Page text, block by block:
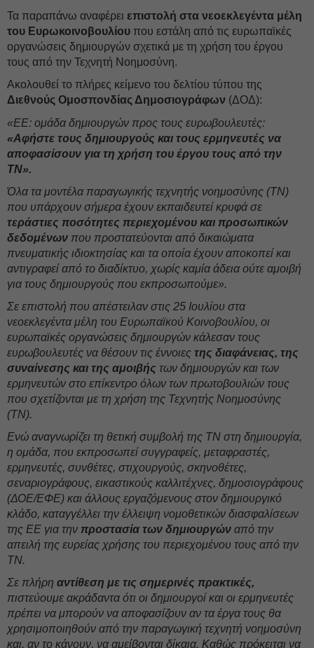
Τα παραπάνω αναφέρει επιστολή στα νεοεκλεγέντα μέλη
του Ευρωκοινοβουλίου που εστάλη από τις ευρωπαϊκές
οργανώσεις δημιουργών σχετικά με τη χρήση του έργου
τους από την Τεχνητή Νοημοσύνη.
Ακολουθεί το πλήρες κείμενο του δελτίου τύπου της
Διεθνούς Ομοσπονδίας Δημοσιογράφων (ΔΟΔ):
«ΕΕ: ομάδα δημιουργών προς τους ευρωβουλευτές:
«Αφήστε τους δημιουργούς και τους ερμηνευτές να
αποφασίσουν για τη χρήση του έργου τους από την
ΤΝ».
Όλα τα μοντέλα παραγωγικής τεχνητής νοημοσύνης (ΤΝ)
που υπάρχουν σήμερα έχουν εκπαιδευτεί κρυφά σε
τεράστιες ποσότητες περιεχομένου και προσωπικών
δεδομένων που προστατεύονται από δικαιώματα
πνευματικής ιδιοκτησίας και τα οποία έχουν αποκοπεί και
αντιγραφεί από το διαδίκτυο, χωρίς καμία άδεια ούτε αμοιβή
για τους δημιουργούς που εκπροσωπούμε».
Σε επιστολή που απέστειλαν στις 25 Ιουλίου στα
νεοεκλεγέντα μέλη του Ευρωπαϊκού Κοινοβουλίου, οι
ευρωπαϊκές οργανώσεις δημιουργών κάλεσαν τους
ευρωβουλευτές να θέσουν τις έννοιες της διαφάνειας, της
συναίνεσης και της αμοιβής των δημιουργών και των
ερμηνευτών στο επίκεντρο όλων των πρωτοβουλιών τους
που σχετίζονται με τη χρήση της Τεχνητής Νοημοσύνης
(ΤΝ).
Ενώ αναγνωρίζει τη θετική συμβολή της ΤΝ στη δημιουργία,
η ομάδα, που εκπροσωπεί συγγραφείς, μεταφραστές,
ερμηνευτές, συνθέτες, στιχουργούς, σκηνοθέτες,
σεναριογράφους, εικαστικούς καλλιτέχνες, δημοσιογράφους
(ΔΟΕ/ΕΦΕ) και άλλους εργαζόμενους στον δημιουργικό
κλάδο, καταγγέλλει την έλλειψη νομοθετικών διασφαλίσεων
της ΕΕ για την προστασία των δημιουργών από την
απειλή της ευρείας χρήσης του περιεχομένου τους από την
ΤΝ.
Σε πλήρη αντίθεση με τις σημερινές πρακτικές,
πιστεύουμε ακράδαντα ότι οι δημιουργοί και οι ερμηνευτές
πρέπει να μπορούν να αποφασίζουν αν τα έργα τους θα
χρησιμοποιηθούν από την παραγωγική τεχνητή νοημοσύνη
και, αν το κάνουν, να αμείβονται δίκαια. Καθώς πρόκειται να